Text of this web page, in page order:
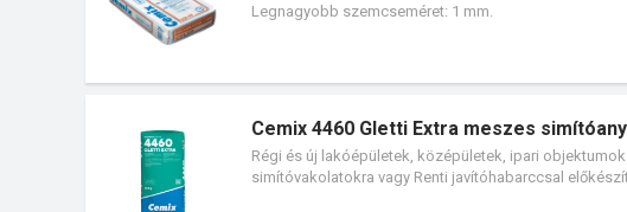
Legnagyobb szemcseméret: 1 mm.
Cemix 4460 Gletti Extra meszes
Régi és új lakóépületek, középületek, ipari
simítóvakolatokra vagy Renti javítóhabarccsal